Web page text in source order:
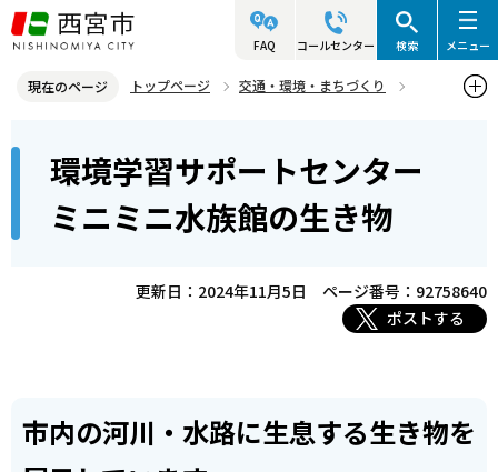
こ
の
ジ
頭
FAQ コールセンター 検索 メニュー
現在のページ トップページ
交通・環境・まちづくり
環境学習サポートセンターミニミニ水族館の生き物
環境学習サポートセンター
ミニミニ水族館の生き物
更新日：2024年11月5日
ページ番号：92758640
ポストする
市内の河川・水路に生息する生き物を